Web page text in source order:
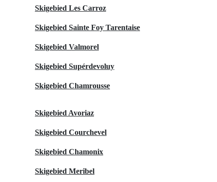
Skigebied Les Carroz
Skigebied Sainte Foy Tarentaise
Skigebied Valmorel
Skigebied Supérdevoluy
Skigebied Chamrousse
Skigebied Avoriaz
Skigebied Courchevel
Skigebied Chamonix
Skigebied Meribel